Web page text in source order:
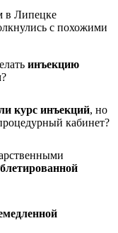
в Липецке
с похожими
инъекцию
курс инъекций, но
кабинет?